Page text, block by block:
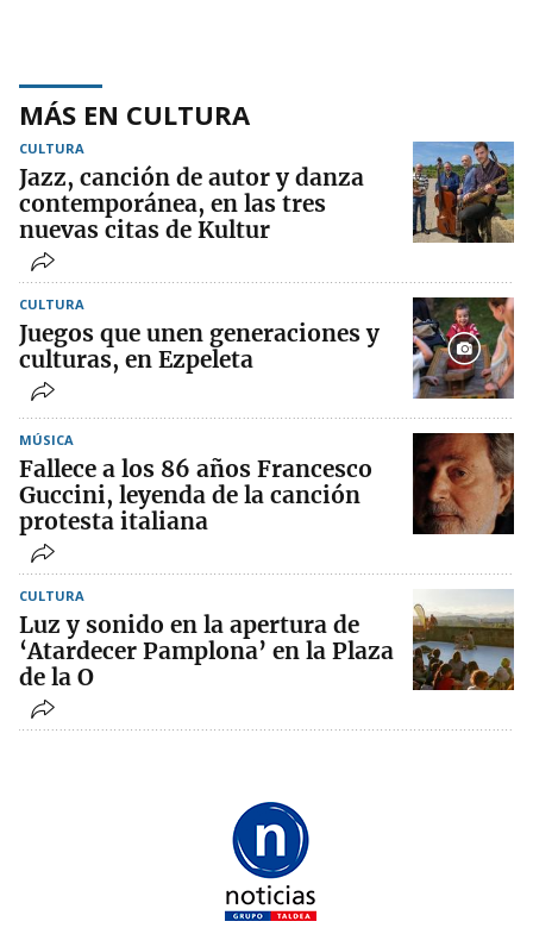
MÁS EN CULTURA
CULTURA
Jazz, canción de autor y danza
contemporánea, en las tres
nuevas citas de Kultur
CULTURA
Juegos que unen generaciones y
culturas, en Ezpeleta
MÚSICA
Fallece a los 86 años Francesco
Guccini, leyenda de la canción
protesta italiana
CULTURA
Luz y sonido en la apertura de
‘Atardecer Pamplona’ en la Plaza
de la O